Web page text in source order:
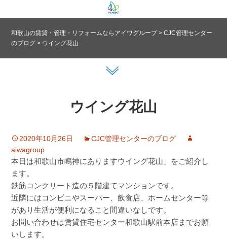
和歌山の賃貸・管理・リフォームならアイワグループ>CJC管理センター
のブログ > ウイング花山
ウイング花山
2020年10月26日
CJC管理センターのブログ
aiwagroup
本日は和歌山市鳴神にありますウイング花山」をご紹介し
ます。
鉄筋コンクリート造の５階建てマンションです。
近隣にはコンビニやスーパー、飲食店、ホームセンター等
があり生活が便利になること間違いなしです。
お問い合わせは賃貸住宅センター和歌山駅前本店までお願
いします。